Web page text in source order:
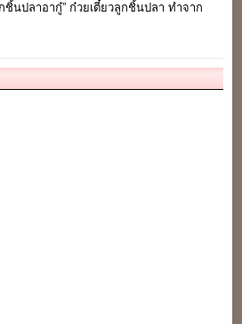
ชิ้นปลาอากู๋” ก๋วยเตี๋ยวลูกชิ้นปลา ทำจาก